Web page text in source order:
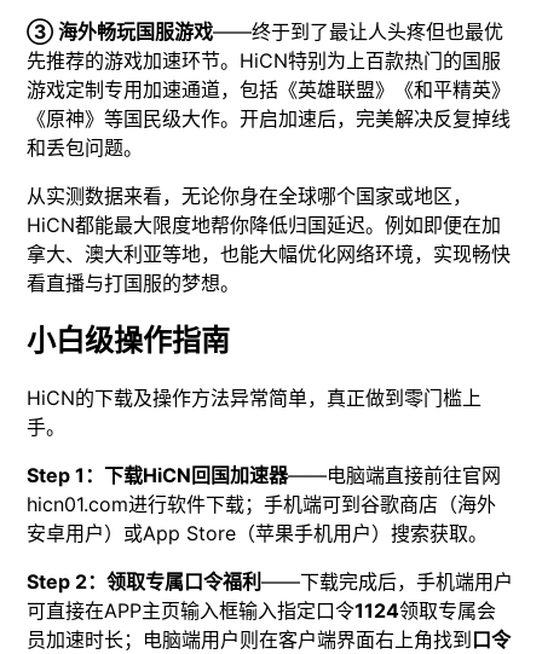
③ 海外畅玩国服游戏——终于到了最让人头疼但也最优
先推荐的游戏加速环节。HiCN特别为上百款热门的国服
游戏定制专用加速通道，包括《英雄联盟》《和平精英》
《原神》等国民级大作。开启加速后，完美解决反复掉线
和丢包问题。
从实测数据来看，无论你身在全球哪个国家或地区，
HiCN都能最大限度地帮你降低归国延迟。例如即便在加
拿大、澳大利亚等地，也能大幅优化网络环境，实现畅快
看直播与打国服的梦想。
小白级操作指南
HiCN的下载及操作方法异常简单，真正做到零门槛上
手。
Step 1：下载HiCN回国加速器——电脑端直接前往官网
hicn01.com进行软件下载；手机端可到谷歌商店（海外
安卓用户）或App Store（苹果手机用户）搜索获取。
Step 2：领取专属口令福利——下载完成后，手机端用户
可直接在APP主页输入框输入指定口令1124领取专属会
员加速时长；电脑端用户则在客户端界面右上角找到 口令